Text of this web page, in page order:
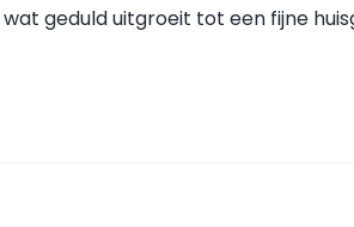
geduld uitgroeit tot een fijne